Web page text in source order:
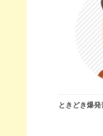
ときどき爆